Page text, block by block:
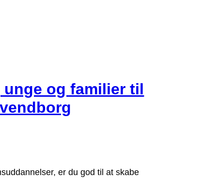
og familier til
er du god til at skabe